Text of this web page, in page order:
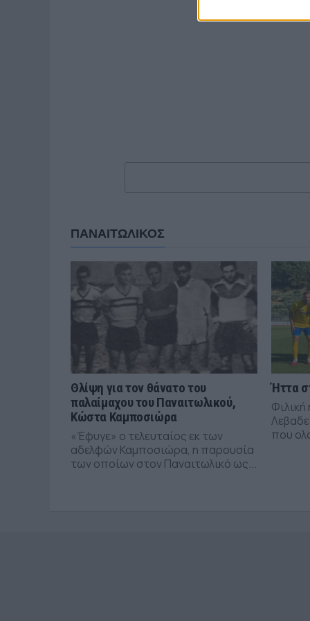
ΠΑΝΑΙΤΩΛΙΚΟΣ
Θλίψη για τον θάνατο του
παλαίμαχου του Παναιτωλικού,
Κώστα Καμποσιώρα
«Έφυγε» ο τελευταίος εκ των
αδελφών Καμποσιώρα, η παρουσία
των οποίων στον Παναιτωλικό ως...
Ήττα
που